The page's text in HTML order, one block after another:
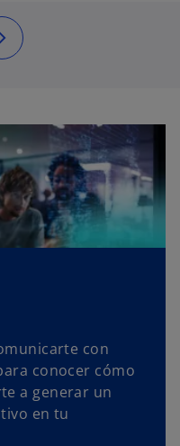
con
conocer cómo
a generar un
en tu